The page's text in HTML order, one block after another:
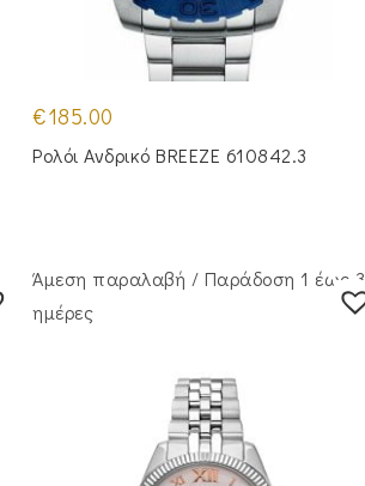
€185.00
Ρολόι Ανδρικό BREEZE 610842.3
Άμεση παραλαβή / Παράδoση 1 έως 3
ημέρες